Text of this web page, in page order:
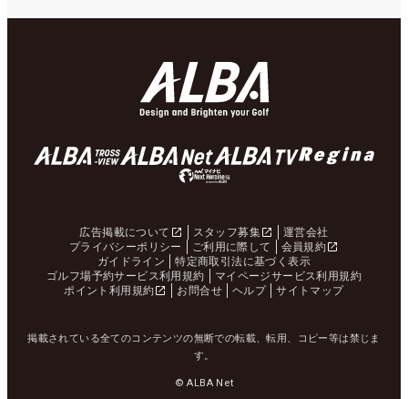
広告掲載について スタッフ募集
運営会社
プライバシーポリシー
ご利用に際して
会員規約
ガイドライン
特定商取引法に基づく表示
ゴルフ場予約サービス利用規約
マイページサービス利用規約
ポイント利用規約
お問合せ ヘルプ サイトマップ
掲載されている全てのコンテンツの無断での転載、転用、コピー等は禁じま
す。
© ALBA Net